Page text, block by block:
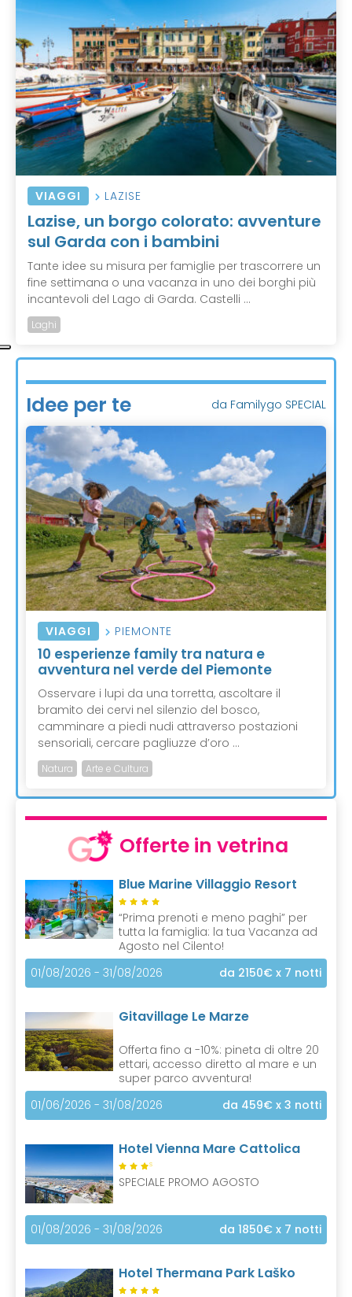
VIAGGI LAZISE
Lazise, un borgo colorato: avventure
sul Garda con i bambini
Tante idee su misura per famiglie per trascorrere un
fine settimana o una vacanza in uno dei borghi più
incantevoli del Lago di Garda. Castelli ...
Laghi
Idee per te da Familygo SPECIAL
VIAGGI PIEMONTE
10 esperienze family tra natura e
avventura nel verde del Piemonte
Osservare i lupi da una torretta, ascoltare il
bramito dei cervi nel silenzio del bosco,
camminare a piedi nudi attraverso postazioni
sensoriali, cercare pagliuzze d’oro ...
Natura Arte e Cultura
Offerte in vetrina
Blue Marine Villaggio Resort
“Prima prenoti e meno paghi” per
tutta la famiglia: la tua Vacanza ad
Agosto nel Cilento!
01/08/2026 - 31/08/2026
da 2150€ x 7 notti
Gitavillage Le Marze
Offerta fino a -10%: pineta di oltre 20
ettari, accesso diretto al mare e un
super parco avventura!
01/06/2026 - 31/08/2026
da 459€ x 3 notti
Hotel Vienna Mare Cattolica
S
SPECIALE PROMO AGOSTO
01/08/2026 - 31/08/2026 da 1850€ x 7 notti
Hotel Thermana Park Laško